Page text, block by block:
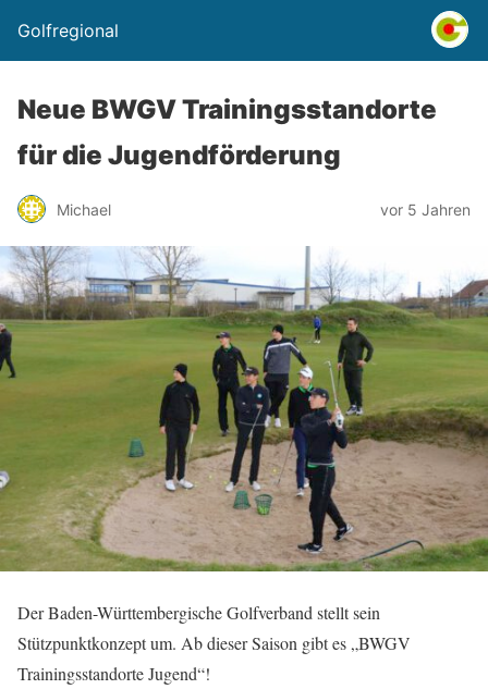
Golfregional
Neue BWGV Trainingsstandorte
für die Jugendförderung
Michael vor 5 Jahren
Der Baden-Württembergische Golfverband stellt sein
Stützpunktkonzept um. Ab dieser Saison gibt es „BWGV
Trainingsstandorte Jugend“!